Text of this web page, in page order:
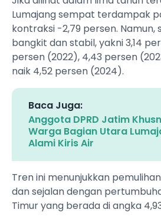
Lumajang sempat terdampak
kontraksi -2,79 persen. Namun,
bangkit dan stabil, yakni 3,14
persen (2022), 4,43 persen
naik 4,52 persen (2024).
Baca Juga:
Anggota DPRD Jatim
Warga Bagian Utara
Alami Kiris Air
Tren ini menunjukkan
dan sejalan dengan
Timur yang berada di angka